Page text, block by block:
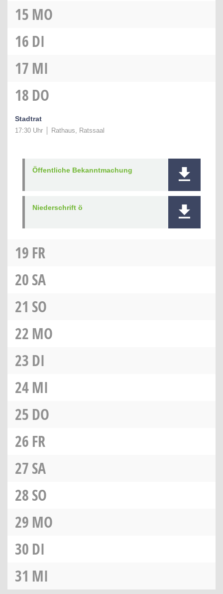
15 MO
16 DI
17 MI
18 DO
Stadtrat
17:30 Uhr Rathaus, Ratssaal
Öffentliche Bekanntmachung
Niederschrift ö
19 FR
20SA
21 SO
22 MO
23 DI
24MI
25 DO
26 FR
27SA
28SO
29 MO
30 DI
31 MI